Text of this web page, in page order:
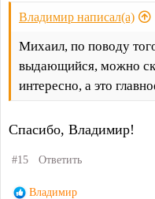
Владимир написал(а)
Михаил, по поводу
выдающийся, можно
интересно, а это
Спасибо, Владимир!
#15 Ответить
Р
Владимир